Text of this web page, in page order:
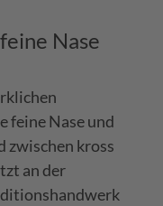
Nase
feine Nase und
zwischen kross
an der